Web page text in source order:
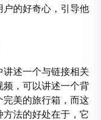
的好奇心，引导他
述一个与链接相关
，可以讲述一个背
美的旅行箱，而这
法的好处在于，它